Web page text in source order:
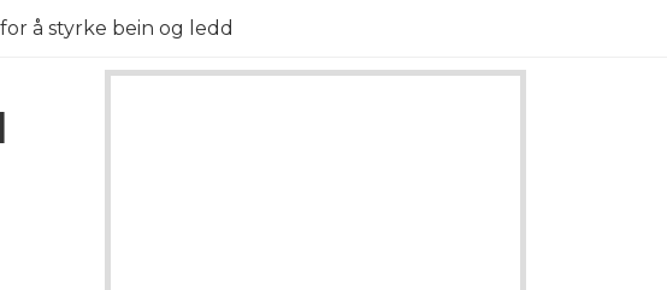
å styrke bein og ledd